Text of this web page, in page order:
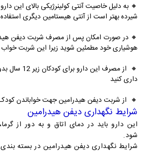
🔸 به دلیل خاصیت آنتی کولینرژیکی بالای این
شیرده بهتر است از آنتی هیستامین دیگری
🔸 در صورت امکان پس از مصرف شربت دیفن
هوشیاری خود مطمئین شوید زیرا این شربت
🔸 از مصرف این
داری کنید
🔸 از شربت دیفن هیدرامین جهت خواباندن کودک
شرایط نگهداری دیفن هیدرامین
این دارو باید در دمای اتاق و به دور از
شود.
شرایط نگهداری دیفن هیدرامین در بسته